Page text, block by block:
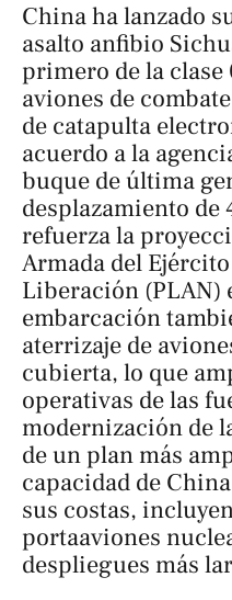
China ha lanzado
asalto anfibio
primero de la clase
aviones de
de catapulta
acuerdo a la
buque de última
desplazamiento de
refuerza la
Armada del
Liberación (PLAN)
embarcación
aterrizaje de
cubierta, lo que
operativas de las
modernización de
de un plan más
capacidad de
sus costas,
portaaviones
despliegues más